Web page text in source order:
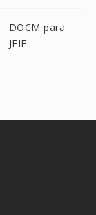
DOCM para
JFIF